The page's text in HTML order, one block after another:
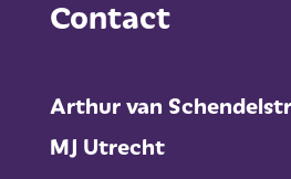
Contact
Arthur van
MJ Utrecht